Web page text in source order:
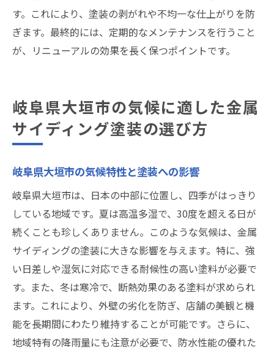
す。これにより、塗装の剥がれや不均一な仕上がりを防
ぎます。最終的には、定期的なメンテナンスを行うこと
が、リニューアルの効果を長く保つポイントです。
岐阜県大垣市の気候に適した金属
サイディング塗装の選び方
岐阜県大垣市の気候特性と塗装への影響
岐阜県大垣市は、日本の中部に位置し、四季がはっきり
している地域です。夏は高温多湿で、30度を超える日が
続くことも珍しくありません。このような気候は、金属
サイディングの塗装に大きな影響を与えます。特に、強
い日差しや湿気に対応できる耐候性の高い塗料が必要で
す。また、冬は寒冷で、断熱効果のある塗料が求められ
ます。これにより、外壁の劣化を防ぎ、店舗の美観と機
能を長期間にわたり維持することが可能です。さらに、
地域特有の降雨量にも注意が必要で、防水性能の優れた